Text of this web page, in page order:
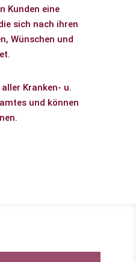
Kunden eine
sich nach ihren
Wünschen und
Kranken- u.
und können